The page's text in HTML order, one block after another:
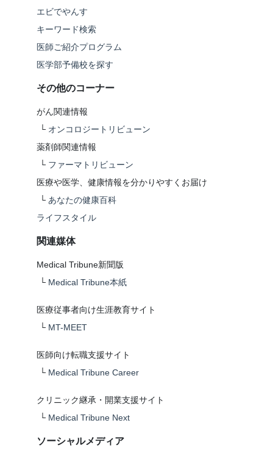
エビでやんす
キーワード検索
医師ご紹介プログラム
医学部予備校を探す
その他のコーナー
がん関連情報
└ オンコロジートリビューン
薬剤師関連情報
└ ファーマトリビューン
医療や医学、健康情報を分かりやすくお届け
└ あなたの健康百科
ライフスタイル
関連媒体
Medical Tribune新聞版
└ Medical Tribune本紙
医療従事者向け生涯教育サイト
└ MT-MEET
医師向け転職支援サイト
└ Medical Tribune Career
クリニック継承・開業支援サイト
└ Medical Tribune Next
ソーシャルメディア